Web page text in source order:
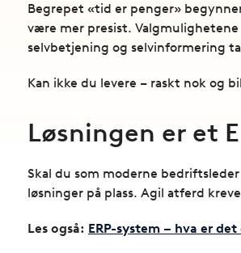
Begrepet «tid er penger»
være mer presist.
selvbetjening og selvinformering
Kan ikke du levere – raskt nok og
Løsningen er et
Skal du som moderne
løsninger på plass. Agil atferd
Les også: ERP-system – hva er